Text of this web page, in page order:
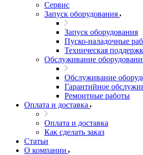
Сервис
Запуск оборудования
Запуск оборудования
Пуско-наладочные
Техническая
Обслуживание
Обслуживание
Гарантийное
Ремонтные работы
Оплата и доставка
Оплата и доставка
Как сделать заказ
Статьи
О компании